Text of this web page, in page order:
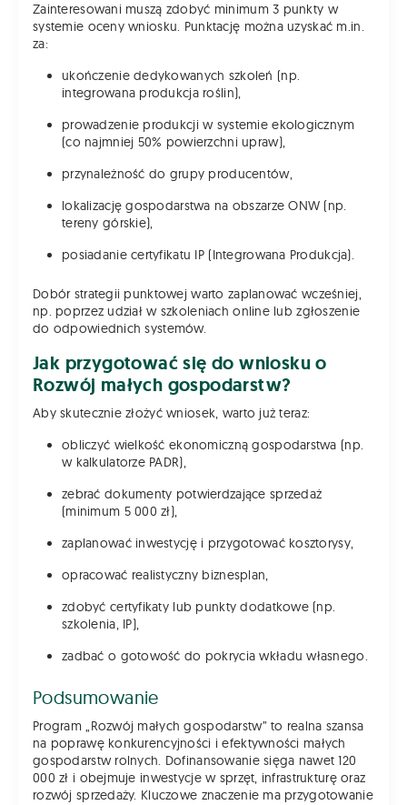
Zainteresowani muszą zdobyć minimum 3 punkty w
systemie oceny wniosku. Punktację można uzyskać m.in.
za:
ukończenie dedykowanych szkoleń (np.
integrowana produkcja roślin),
prowadzenie produkcji w systemie ekologicznym
(co najmniej 50% powierzchni upraw),
przynależność do grupy producentów,
lokalizację gospodarstwa na obszarze ONW (np.
tereny górskie),
posiadanie certyfikatu IP (Integrowana Produkcja).
Dobór strategii punktowej warto zaplanować wcześniej,
np. poprzez udział w szkoleniach online lub zgłoszenie
do odpowiednich systemów.
Jak przygotować się do wniosku o
Rozwój małych gospodarstw?
Aby skutecznie złożyć wniosek, warto już teraz:
obliczyć wielkość ekonomiczną gospodarstwa (np.
w kalkulatorze PADR),
zebrać dokumenty potwierdzające sprzedaż
(minimum 5 000 zł),
zaplanować inwestycję i przygotować kosztorysy,
opracować realistyczny biznesplan,
zdobyć certyfikaty lub punkty dodatkowe (np.
szkolenia, IP),
zadbać o gotowość do pokrycia wkładu własnego.
Podsumowanie
Program „Rozwój małych gospodarstw” to realna szansa
na poprawę konkurencyjności i efektywności małych
gospodarstw rolnych. Dofinansowanie sięga nawet 120
000 zł i obejmuje inwestycje w sprzęt, infrastrukturę oraz
rozwój sprzedaży. Kluczowe znaczenie ma przygotowanie